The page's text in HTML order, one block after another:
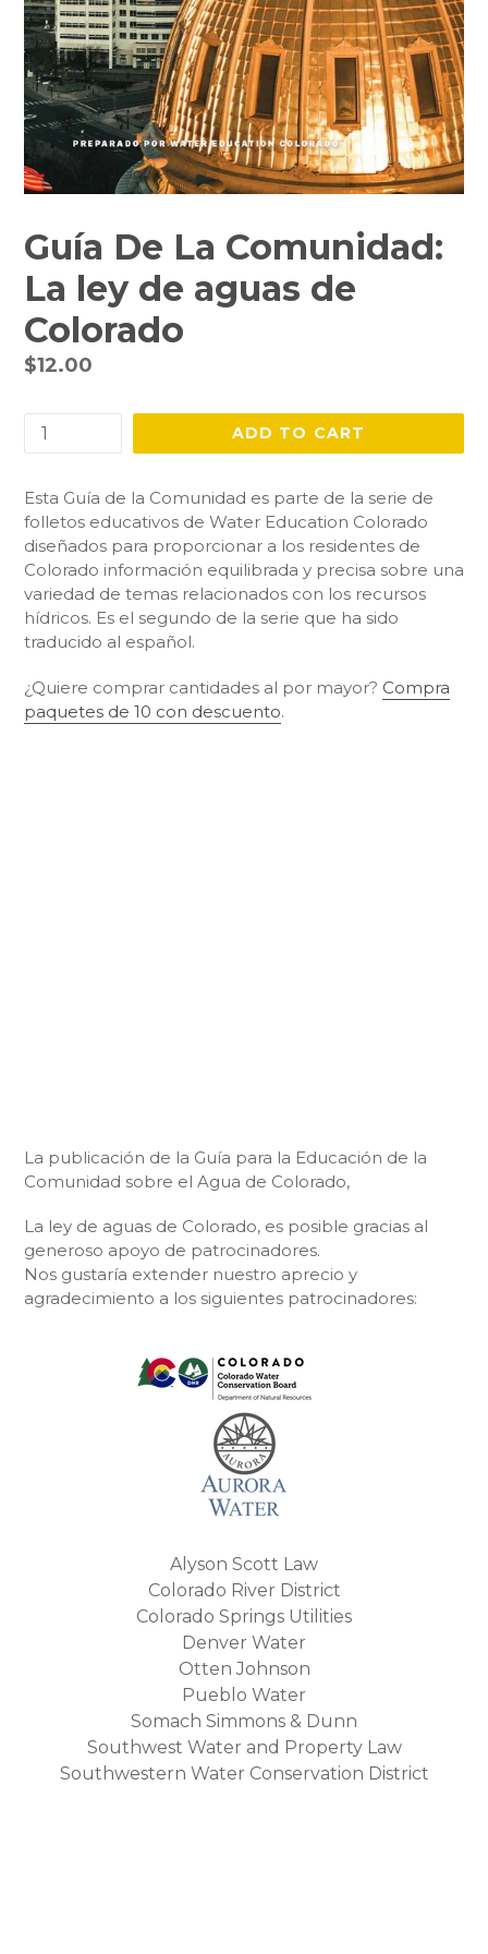
Guía De La Comunidad:
La ley de aguas de
Colorado
Regular
$12.00
Quantity ADD TO CART
Esta Guía de la Comunidad es parte de la serie de
folletos educativos de Water Education Colorado
diseñados para proporcionar a los residentes de
Colorado información equilibrada y precisa sobre una
variedad de temas relacionados con los recursos
hídricos. Es el segundo de la serie que ha sido
traducido al español.
¿Quiere comprar cantidades al por mayor? Compra
paquetes de 10 con descuento.
La publicación de la Guía para la Educación de la
Comunidad sobre el Agua de Colorado,
La ley de aguas de Colorado, es posible gracias al
generoso apoyo de patrocinadores.
Nos gustaría extender nuestro aprecio y
agradecimiento a los siguientes patrocinadores:
Alyson Scott Law
Colorado River District
Colorado Springs Utilities
Denver Water
Otten Johnson
Pueblo Water
Somach Simmons & Dunn
Southwest Water and Property Law
Southwestern Water Conservation District